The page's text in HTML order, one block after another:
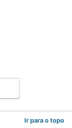
Ir para o topo